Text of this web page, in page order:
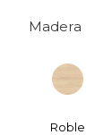
Madera
Roble